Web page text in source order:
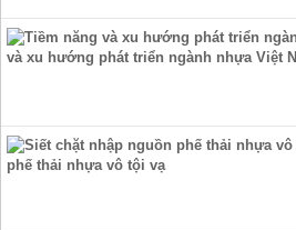
và xu hướng phát triển ngành nhựa Việt
phế thải nhựa vô tội vạ